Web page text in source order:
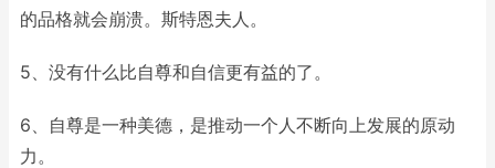
的品格就会崩溃。斯特恩夫人。
5、没有什么比自尊和自信更有益的了。
6、自尊是一种美德，是推动一个人不断向上发展的原动
力。